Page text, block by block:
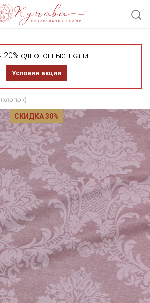
20% однотонные ткани!
Условия акции
СКИДКА 30%